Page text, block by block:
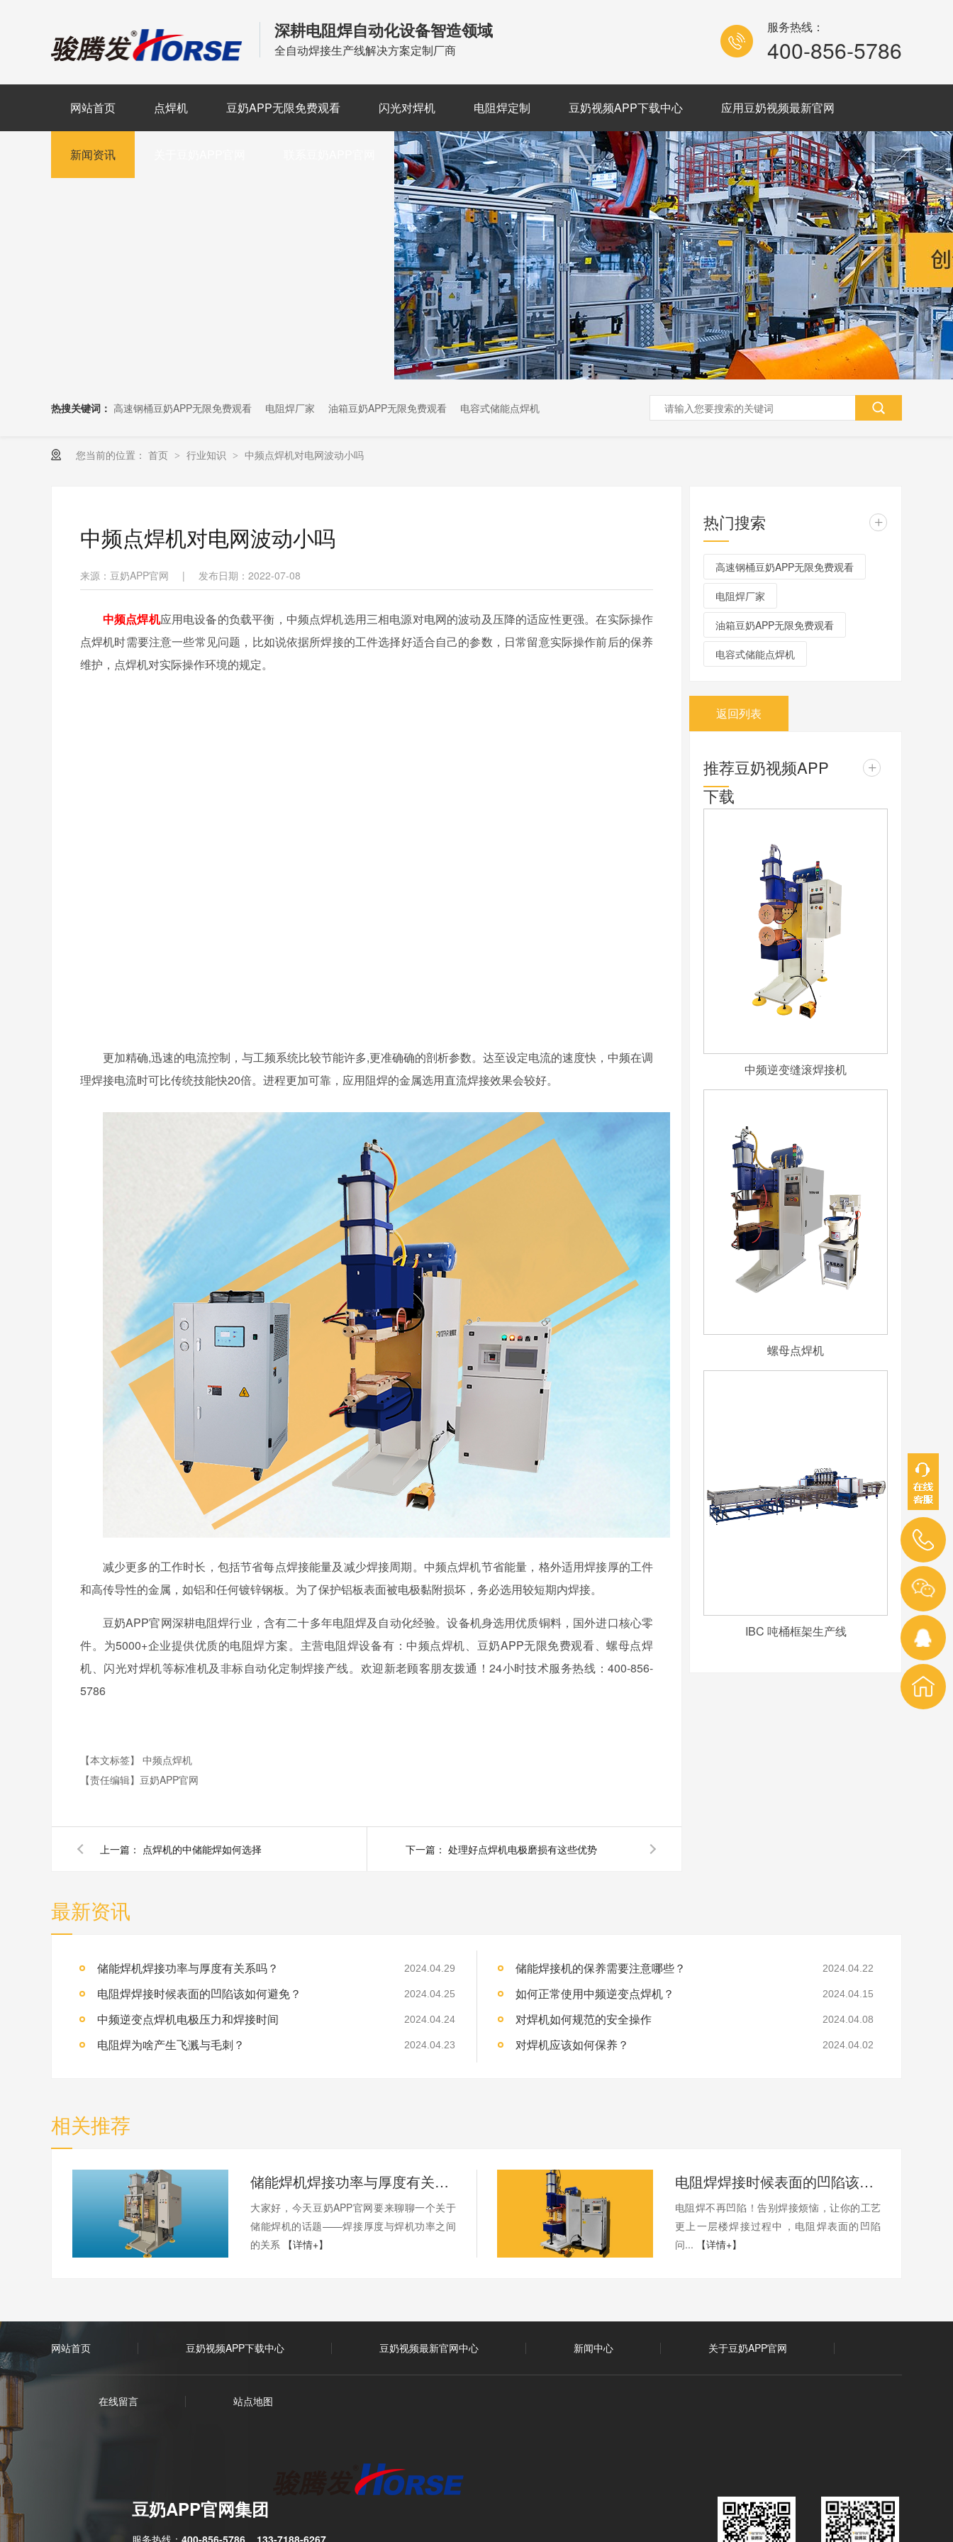
深耕电阻焊自动化设备智造领域
全自动焊接生产线解决方案定制厂商
服务热线：
400-856-5786
网站首页 点焊机 豆奶APP无限免费观看 闪光对焊机 电阻焊定制 豆奶视频APP下载中心 应用豆奶视频最新官网
新闻资讯
热搜关键词： 高速钢桶豆奶APP无限免费观看 电阻焊厂家 油箱豆奶APP无限免费观看 电容式储能点焊机
您当前的位置： 首页 > 行业知识 > 中频点焊机对电网波动小吗
中频点焊机对电网波动小吗
来源：豆奶APP官网 | 发布日期：2022-07-08
中频点焊机应用电设备的负载平衡，中频点焊机选用三相电源对电网的波动及压降的适应性更强。在实际操作
点焊机时需要注意一些常见问题，比如说依据所焊接的工件选择好适合自己的参数，日常留意实际操作前后的保养
维护，点焊机对实际操作环境的规定。
更加精确,迅速的电流控制，与工频系统比较节能许多,更准确确的剖析参数。达至设定电流的速度快，中频在调
理焊接电流时可比传统技能快20倍。进程更加可靠，应用阻焊的金属选用直流焊接效果会较好。
减少更多的工作时长，包括节省每点焊接能量及减少焊接周期。中频点焊机节省能量，格外适用焊接厚的工件
和高传导性的金属，如铝和任何镀锌钢板。为了保护铝板表面被电极黏附损坏，务必选用较短期内焊接。
豆奶APP官网深耕电阻焊行业，含有二十多年电阻焊及自动化经验。设备机身选用优质铜料，国外进口核心零
件。为5000+企业提供优质的电阻焊方案。主营电阻焊设备有：中频点焊机、豆奶APP无限免费观看、螺母点焊
机、闪光对焊机等标准机及非标自动化定制焊接产线。欢迎新老顾客朋友拨通！24小时技术服务热线：400-856-
5786
【本文标签】 中频点焊机
【责任编辑】 豆奶APP官网
上一篇： 点焊机的中储能焊如何选择 下一篇： 处理好点焊机电极磨损有这些优势
热门搜索 +
高速钢桶豆奶APP无限免费观看
电阻焊厂家
油箱豆奶APP无限免费观看
电容式储能点焊机
返回列表
推荐豆奶视频APP
下载
+
中频逆变缝滚焊接机
螺母点焊机
IBC 吨桶框架生产线
最新资讯
储能焊机焊接功率与厚度有关系吗？ 2024.04.29
电阻焊焊接时候表面的凹陷该如何避免？ 2024.04.25
中频逆变点焊机电极压力和焊接时间 2024.04.24
电阻焊为啥产生飞溅与毛刺？ 2024.04.23
储能焊接机的保养需要注意哪些？ 2024.04.22
如何正常使用中频逆变点焊机？ 2024.04.15
对焊机如何规范的安全操作 2024.04.08
对焊机应该如何保养？ 2024.04.02
相关推荐
储能焊机焊接功率与厚度有关系吗？
大家好，今天豆奶APP官网要来聊聊一个关于
储能焊机的话题——焊接厚度与焊机功率之间
的关系 【详情+】
电阻焊焊接时候表面的凹陷该如何避免？
电阻焊不再凹陷！告别焊接烦恼，让你的工艺
更上一层楼焊接过程中，电阻焊表面的凹陷
问...
【详情+】
网站首页 豆奶视频APP下载中心 豆奶视频最新官网中心 新闻中心 关于豆奶APP官网
在线留言 站点地图
豆奶APP官网集团
服务热线： 400-856-5786 133-7188-6267